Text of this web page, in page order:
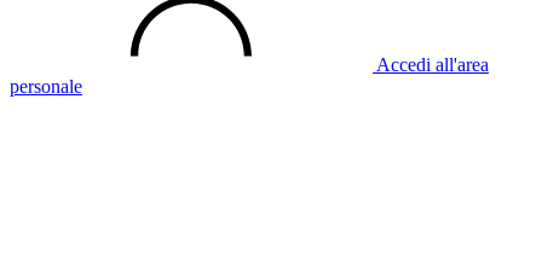
Accedi all'area
personale